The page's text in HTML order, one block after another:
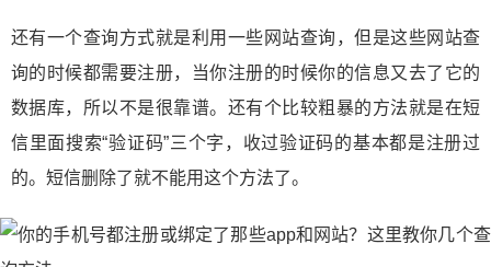
还有一个查询方式就是利用一些网站查询，但是这些网站查
询的时候都需要注册，当你注册的时候你的信息又去了它的
数据库，所以不是很靠谱。还有个比较粗暴的方法就是在短
信里面搜索“验证码”三个字，收过验证码的基本都是注册过
的。短信删除了就不能用这个方法了。